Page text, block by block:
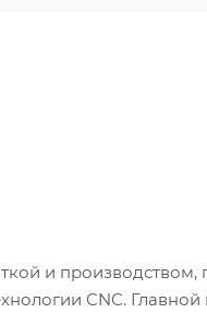
и производством,
CNC.